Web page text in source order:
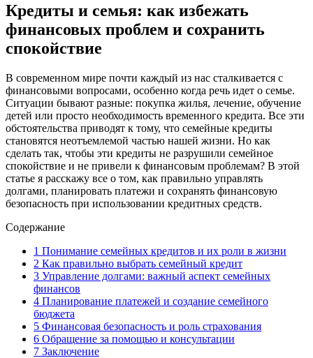
Кредиты и семья: как избежать
финансовых проблем и сохранить
спокойствие
В современном мире почти каждый из нас сталкивается с
финансовыми вопросами, особенно когда речь идет о семье.
Ситуации бывают разные: покупка жилья, лечение, обучение
детей или просто необходимость временного кредита. Все эти
обстоятельства приводят к тому, что семейные кредиты
становятся неотъемлемой частью нашей жизни. Но как
сделать так, чтобы эти кредиты не разрушили семейное
спокойствие и не привели к финансовым проблемам? В этой
статье я расскажу все о том, как правильно управлять
долгами, планировать платежи и сохранять финансовую
безопасность при использовании кредитных средств.
Содержание
1 Понимание семейных кредитов и их роли в жизни
2 Как правильно выбрать семейный кредит
3 Управление долгами: важный аспект семейных
финансов
4 Планирование платежей и создание семейного
бюджета
5 Финансовая безопасность и роль страхования
6 Обращение за помощью и консультации
7 Заключение